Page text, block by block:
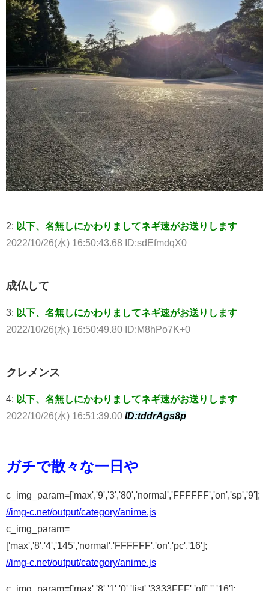
2: 以下、名無しにかわりましてネギ速がお送りします
2022/10/26(水) 16:50:43.68 ID:sdEfmdqX0
成仏して
3: 以下、名無しにかわりましてネギ速がお送りします
2022/10/26(水) 16:50:49.80 ID:M8hPo7K+0
クレメンス
4: 以下、名無しにかわりましてネギ速がお送りします
2022/10/26(水) 16:51:39.00 ID:tddrAgs8p
ガチで散々な一日や
c_img_param=['max','9','3','80','normal','FFFFFF','on','sp','9'];
//img-c.net/output/category/anime.js
c_img_param=
['max','8','4','145','normal','FFFFFF','on','pc','16'];
//img-c.net/output/category/anime.js
c_img_param=['max','8','1','0','list','3333FFF','off','','16'];